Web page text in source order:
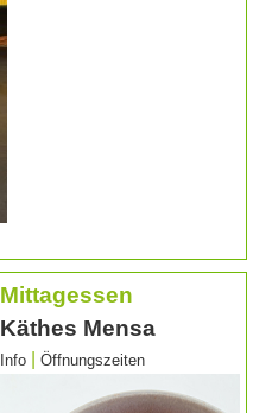
Mittagessen
Käthes Mensa
Info Öffnungszeiten